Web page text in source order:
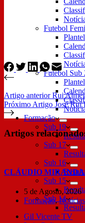
Futebol
Plantel
Futebol Sub
Plantel
Formação
Sub 19
Sub 17
Sub 16
Sub 15
Sub 14
Gil Vicente TV
Artigo anteriorRui
Próximo Artigo José Rui
Artigos
CLÁUDIO MIRANDA
5 de Agosto, 2026
Formação,